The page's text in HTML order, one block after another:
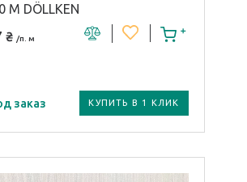
М DÖLLKEN
₴ /п. м
заказ КУПИТЬ В 1 КЛИК